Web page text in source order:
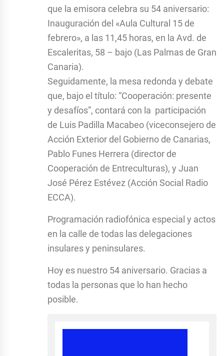
que la emisora celebra su 54 aniversario:
Inauguración del «Aula Cultural 15 de
febrero», a las 11,45 horas, en la Avd. de
Escaleritas, 58 – bajo (Las Palmas de Gran
Canaria).
Seguidamente, la mesa redonda y debate
que, bajo el título: “Cooperación: presente
y desafíos”, contará con la participación
de Luis Padilla Macabeo (viceconsejero de
Acción Exterior del Gobierno de Canarias,
Pablo Funes Herrera (director de
Cooperación de Entreculturas), y Juan
José Pérez Estévez (Acción Social Radio
ECCA).
Programación radiofónica especial y actos
en la calle de todas las delegaciones
insulares y peninsulares.
Hoy es nuestro 54 aniversario. Gracias a
todas la personas que lo han hecho
posible.